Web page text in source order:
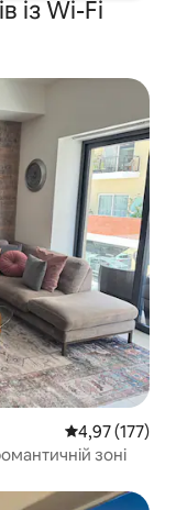
із Wi-Fi
Середня
4,97 (177)
зоні